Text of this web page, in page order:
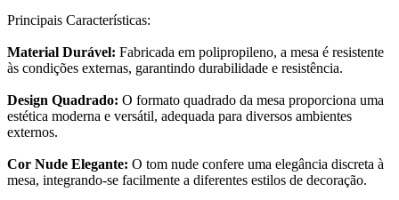
Principais Características:
Material Durável: Fabricada em polipropileno, a mesa é resistente
às condições externas, garantindo durabilidade e resistência.
Design Quadrado: O formato quadrado da mesa proporciona uma
estética moderna e versátil, adequada para diversos ambientes
externos.
Cor Nude Elegante: O tom nude confere uma elegância discreta à
mesa, integrando-se facilmente a diferentes estilos de decoração.